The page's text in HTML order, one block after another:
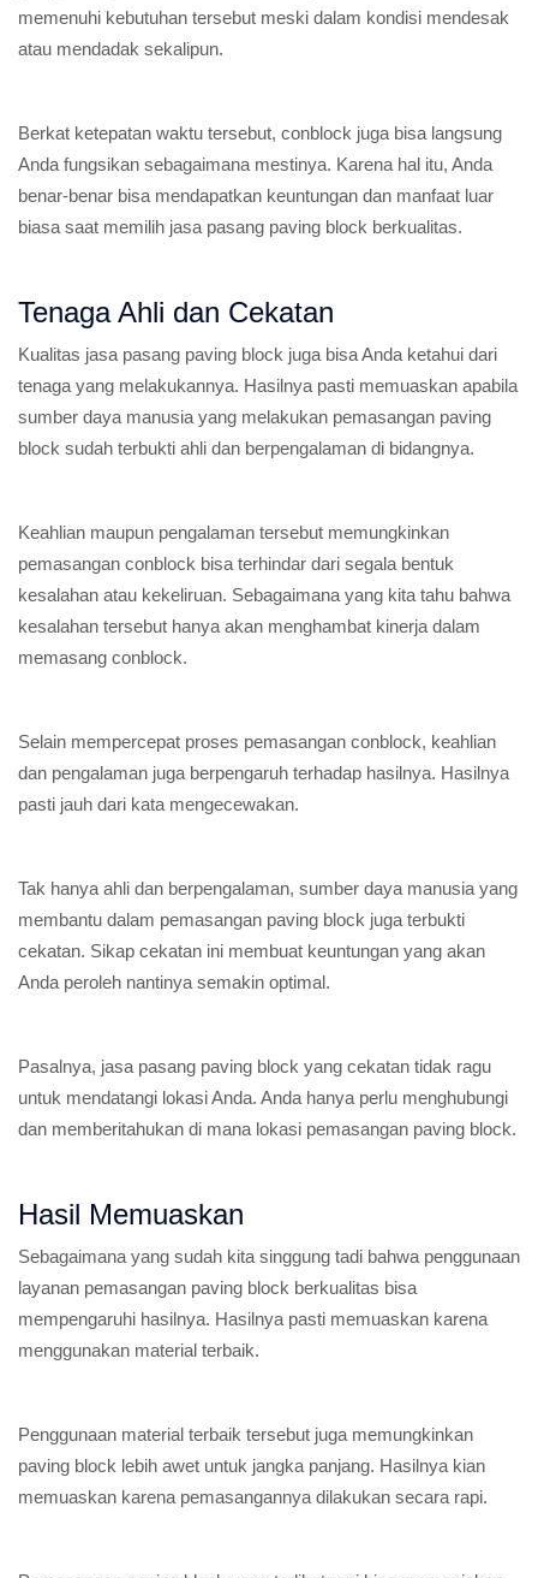
memenuhi kebutuhan tersebut meski dalam kondisi mendesak
atau mendadak sekalipun.
Berkat ketepatan waktu tersebut, conblock juga bisa langsung
Anda fungsikan sebagaimana mestinya. Karena hal itu, Anda
benar-benar bisa mendapatkan keuntungan dan manfaat luar
biasa saat memilih jasa pasang paving block berkualitas.
Tenaga Ahli dan Cekatan
Kualitas jasa pasang paving block juga bisa Anda ketahui dari
tenaga yang melakukannya. Hasilnya pasti memuaskan apabila
sumber daya manusia yang melakukan pemasangan paving
block sudah terbukti ahli dan berpengalaman di bidangnya.
Keahlian maupun pengalaman tersebut memungkinkan
pemasangan conblock bisa terhindar dari segala bentuk
kesalahan atau kekeliruan. Sebagaimana yang kita tahu bahwa
kesalahan tersebut hanya akan menghambat kinerja dalam
memasang conblock.
Selain mempercepat proses pemasangan conblock, keahlian
dan pengalaman juga berpengaruh terhadap hasilnya. Hasilnya
pasti jauh dari kata mengecewakan.
Tak hanya ahli dan berpengalaman, sumber daya manusia yang
membantu dalam pemasangan paving block juga terbukti
cekatan. Sikap cekatan ini membuat keuntungan yang akan
Anda peroleh nantinya semakin optimal.
Pasalnya, jasa pasang paving block yang cekatan tidak ragu
untuk mendatangi lokasi Anda. Anda hanya perlu menghubungi
dan memberitahukan di mana lokasi pemasangan paving block.
Hasil Memuaskan
Sebagaimana yang sudah kita singgung tadi bahwa penggunaan
layanan pemasangan paving block berkualitas bisa
mempengaruhi hasilnya. Hasilnya pasti memuaskan karena
menggunakan material terbaik.
Penggunaan material terbaik tersebut juga memungkinkan
paving block lebih awet untuk jangka panjang. Hasilnya kian
memuaskan karena pemasangannya dilakukan secara rapi.